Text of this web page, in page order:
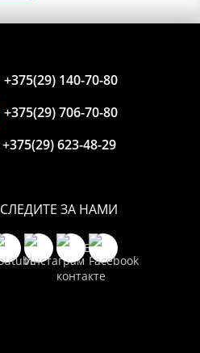
+375(29) 140-70-80
+375(29) 706-70-80
+375(29) 623-48-29
СЛЕДИТЕ ЗА НАМИ